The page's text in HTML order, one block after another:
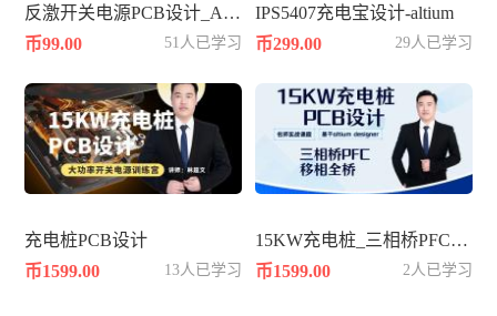
反激开关电源PCB设计_AD25
币99.00
51人已学习
IPS5407充电宝设计-altium
币299.00
29人已学习
充电桩PCB设计
币1599.00
13人已学习
15KW充电桩_三相桥PFC_移相全桥
币1599.00
2人已学习